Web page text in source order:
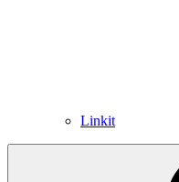
Linkit